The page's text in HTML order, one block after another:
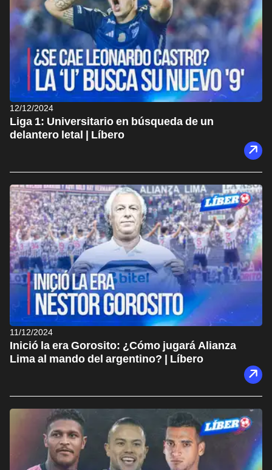
12/12/2024
Liga 1: Universitario en búsqueda de un
delantero letal | Líbero
11/12/2024
Inició la era Gorosito: ¿Cómo jugará Alianza
Lima al mando del argentino? | Líbero